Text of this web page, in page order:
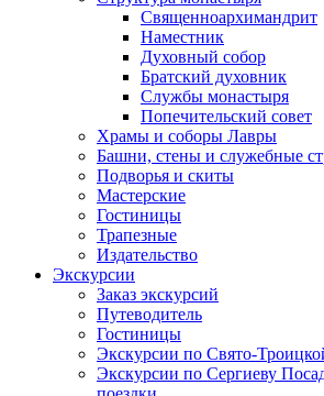
Священноархимандрит
Наместник
Духовный собор
Братский духовник
Службы монастыря
Попечительский совет
Храмы и соборы Лавры
Башни, стены и служебные
Подворья и скиты
Мастерские
Гостиницы
Трапезные
Издательство
Экскурсии
Заказ экскурсий
Путеводитель
Гостиницы
Экскурсии по Свято-
Экскурсии по Сергиеву